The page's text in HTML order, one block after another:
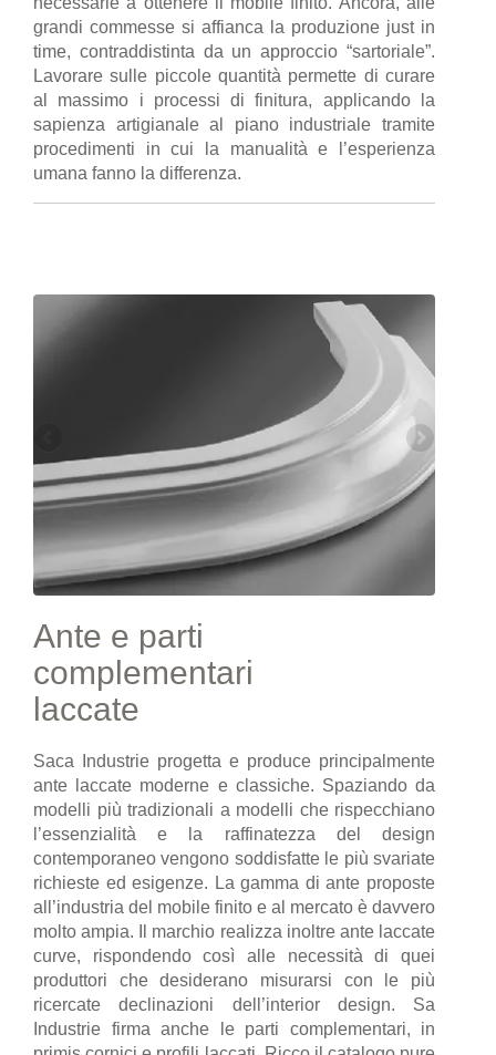
grandi commesse si affianca la produzione just in
time, contraddistinta da un approccio “sartoriale”.
Lavorare sulle piccole quantità permette di curare
al massimo i processi di finitura, applicando la
sapienza artigianale al piano industriale tramite
procedimenti in cui la manualità e l’esperienza
umana fanno la differenza.
Ante e parti
complementari
laccate
Saca Industrie progetta e produce principalmente
ante laccate moderne e classiche. Spaziando da
modelli più tradizionali a modelli che rispecchiano
l’essenzialità e la raffinatezza del design
contemporaneo vengono soddisfatte le più svariate
richieste ed esigenze. La gamma di ante proposte
all’industria del mobile finito e al mercato è davvero
molto ampia. Il marchio realizza inoltre ante laccate
curve, rispondendo così alle necessità di quei
produttori che desiderano misurarsi con le più
ricercate declinazioni dell’interior design. Sa
Industrie firma anche le parti complementari, in